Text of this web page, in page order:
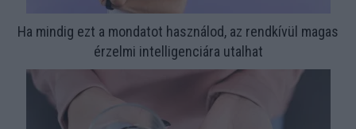
Ha mindig ezt a mondatot használod, az rendkívül magas
érzelmi intelligenciára utalhat